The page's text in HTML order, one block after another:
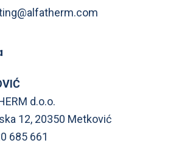
d.o.o.
12, 20350 Metković
685 661